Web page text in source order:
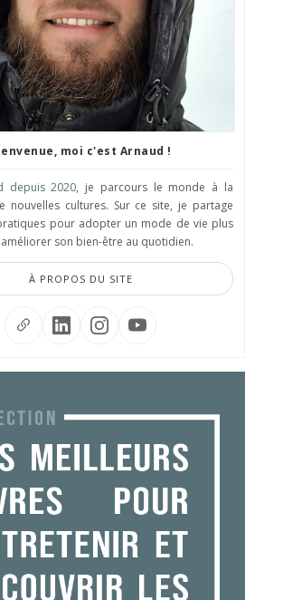
moi c'est Arnaud !
depuis 2020, je parcours le monde à la
nouvelles cultures. Sur ce site, je partage
pour adopter un mode de vie plus
son bien-être au quotidien.
À PROPOS DU SITE